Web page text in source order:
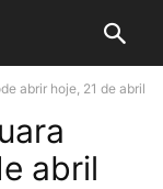
abrir hoje, 21 de abril
abril